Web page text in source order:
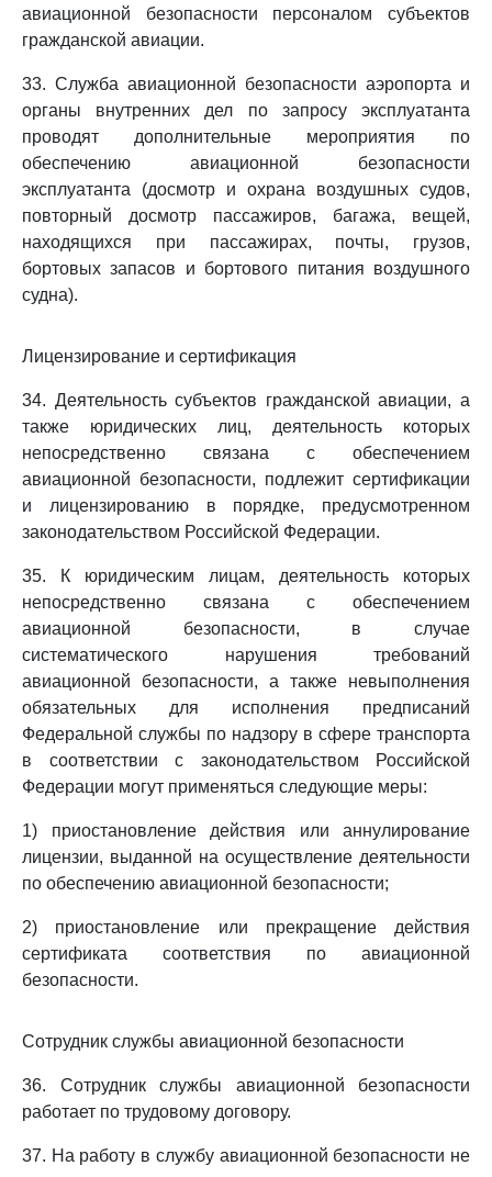
авиационной безопасности персоналом субъектов
гражданской авиации.
33. Служба авиационной безопасности аэропорта и
органы внутренних дел по запросу эксплуатанта
проводят дополнительные мероприятия по
обеспечению авиационной безопасности
эксплуатанта (досмотр и охрана воздушных судов,
повторный досмотр пассажиров, багажа, вещей,
находящихся при пассажирах, почты, грузов,
бортовых запасов и бортового питания воздушного
судна).
Лицензирование и сертификация
34. Деятельность субъектов гражданской авиации, а
также юридических лиц, деятельность которых
непосредственно связана с обеспечением
авиационной безопасности, подлежит сертификации
и лицензированию в порядке, предусмотренном
законодательством Российской Федерации.
35. К юридическим лицам, деятельность которых
непосредственно связана с обеспечением
авиационной безопасности, в случае
систематического нарушения требований
авиационной безопасности, а также невыполнения
обязательных для исполнения предписаний
Федеральной службы по надзору в сфере транспорта
в соответствии с законодательством Российской
Федерации могут применяться следующие меры:
1) приостановление действия или аннулирование
лицензии, выданной на осуществление деятельности
по обеспечению авиационной безопасности;
2) приостановление или прекращение действия
сертификата соответствия по авиационной
безопасности.
Сотрудник службы авиационной безопасности
36. Сотрудник службы авиационной безопасности
работает по трудовому договору.
37. На работу в службу авиационной безопасности не